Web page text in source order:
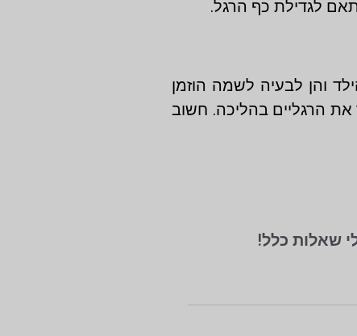
לגדילת כף הרגל.
והן לבעיה לשמה הוזמן
הרגליים בהליכה. חשוב